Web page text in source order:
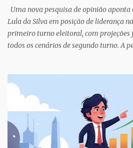
Uma nova pesquisa de opinião
Lula da Silva em posição de liderança
primeiro turno eleitoral, com projeções
todos os cenários de segundo turno. A
governo. Avanços e Desafios na Agenda
Paralelamente ao cenário eleitoral, a
enfrentam um período de incertezas e
que impacta a implementação da
Desenvolvimento Sustentável. Um
de Países da América Latina e Caribe